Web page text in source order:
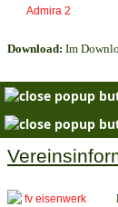
Download: Im